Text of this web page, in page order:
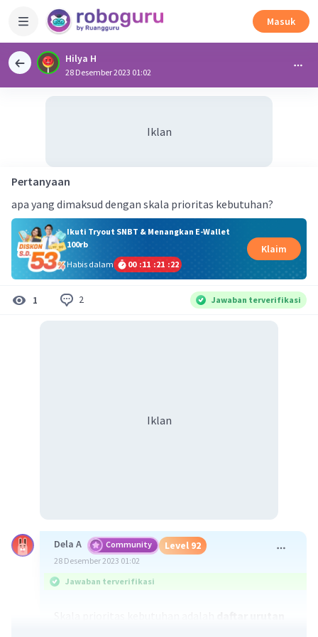
Masuk
Hilya H
28 Desember 2023 01:02
Iklan
Pertanyaan
apa yang dimaksud dengan skala prioritas kebutuhan?
Ikuti Tryout SNBT & Menangkan E-Wallet
100rb
Habis dalam
00 :11 :21 :22
Klaim
1 2 Jawaban terverifikasi
Iklan
Dela A Community Level 92
28 Desember 2023 01:02
Jawaban terverifikasi